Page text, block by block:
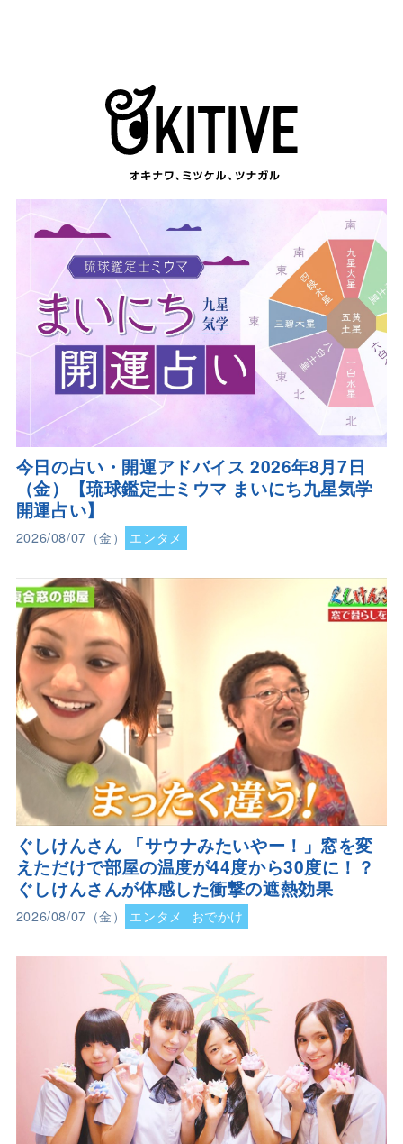
今日の占い・開運アドバイス 2026年8月7日
（金）【琉球鑑定士ミウマ まいにち九星気学
開運占い】
2026/08/07（金） エンタメ
ぐしけんさん 「サウナみたいやー！」窓を変
えただけで部屋の温度が44度から30度に！？
ぐしけんさんが体感した衝撃の遮熱効果
2026/08/07（金） エンタメ おでかけ